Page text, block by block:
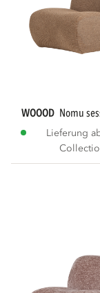
WOOOD nomu
Lieferung